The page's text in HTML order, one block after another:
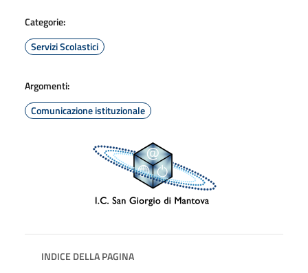
Categorie:
Servizi Scolastici
Argomenti:
Comunicazione istituzionale
INDICE DELLA PAGINA